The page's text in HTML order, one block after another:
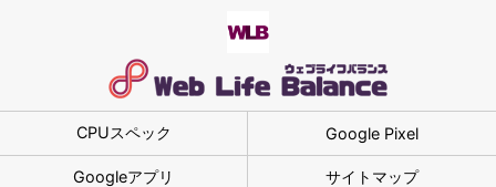
CPUスペック Google Pixel
Googleアプリ サイトマップ